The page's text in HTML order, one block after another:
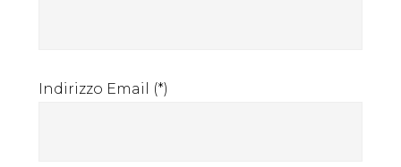
Indirizzo Email (*)